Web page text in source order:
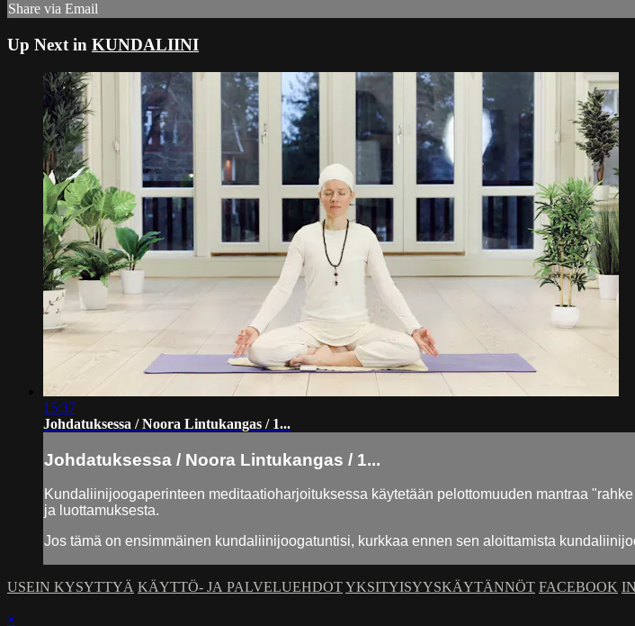
Share via Email
Up Next in KUNDALIINI
15:37
Johdatuksessa / Noora Lintukangas / 1...
Johdatuksessa / Noora Lintukangas / 1...
Kundaliinijoogaperinteen meditaatioharjoituksessa käytetään pelottomuuden mantraa
ja luottamuksesta.
Jos tämä on ensimmäinen kundaliinijoogatuntisi, kurkkaa ennen sen aloittamista
USEIN KYSYTTYÄ KÄYTTÖ- JA PALVELUEHDOTYKSITYISYYSKÄYTÄNNÖT FACEBOOK
×